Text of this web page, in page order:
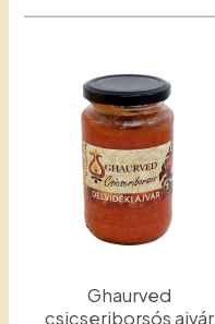
Ghaurved
csicseriborsós ajvár